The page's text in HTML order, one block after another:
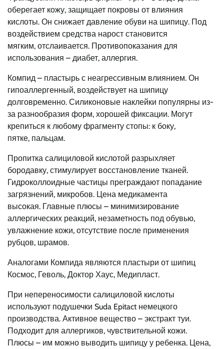
оберегает кожу, защищает покровы от влияния
кислоты. Он снижает давление обуви на шипицу. Под
воздействием средства нарост становится
мягким, отслаивается. Противопоказания для
использования – диабет, аллергия.
Компид – пластырь с неагрессивным влиянием. Он
гипоаллергенный, воздействует на шипицу
долговременно. Силиконовые наклейки популярны из-
за разнообразия форм, хорошей фиксации. Могут
крепиться к любому фрагменту стопы: к боку,
пятке, пальцам.
Пропитка салициловой кислотой разрыхляет
бородавку, стимулирует восстановление тканей.
Гидроколлоидные частицы преграждают попадание
загрязнений, микробов. Цена медикамента
высокая. Главные плюсы – минимизирование
аллергических реакций, незаметность под обувью,
увлажнение кожи, отсутствие после применения
рубцов, шрамов.
Аналогами Компида являются пластыри от шипиц
Космос, Геволь, Доктор Хаус, Медипласт.
При непереносимости салициловой кислоты
используют подушечки Suda Epitact немецкого
производства. Активное вещество – экстракт туи.
Подходит для аллергиков, чувствительной кожи.
Плюсы – им можно выводить шипицу у ребенка. Цена,